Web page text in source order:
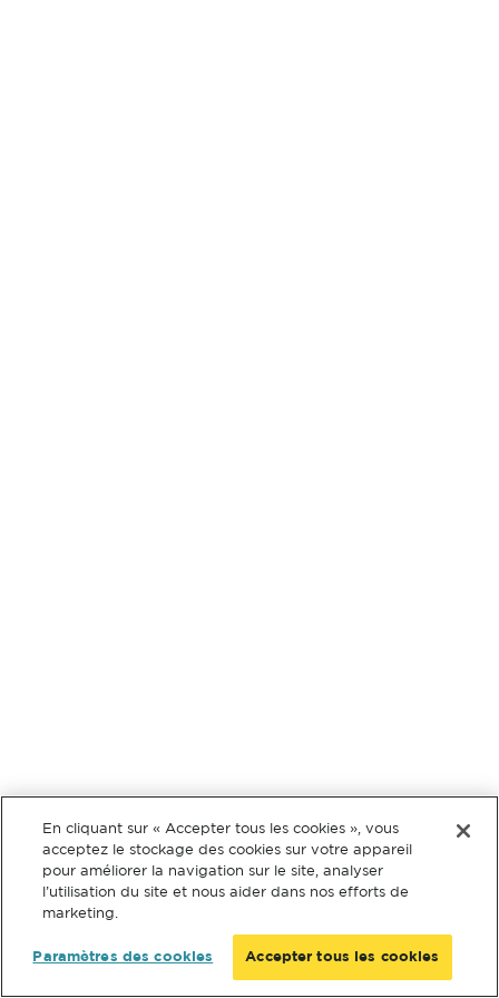
En cliquant sur « Accepter tous les cookies », vous
acceptez le stockage des cookies sur votre appareil
pour améliorer la navigation sur le site, analyser
l’utilisation du site et nous aider dans nos efforts de
marketing.
Paramètres des cookies Accepter tous les cookies